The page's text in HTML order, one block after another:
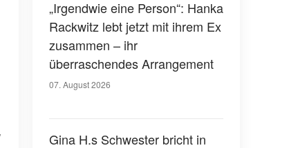
„Irgendwie eine Person“: Hanka
Rackwitz lebt jetzt mit ihrem Ex
zusammen – ihr
überraschendes Arrangement
07. August 2026
Gina H.s Schwester bricht in